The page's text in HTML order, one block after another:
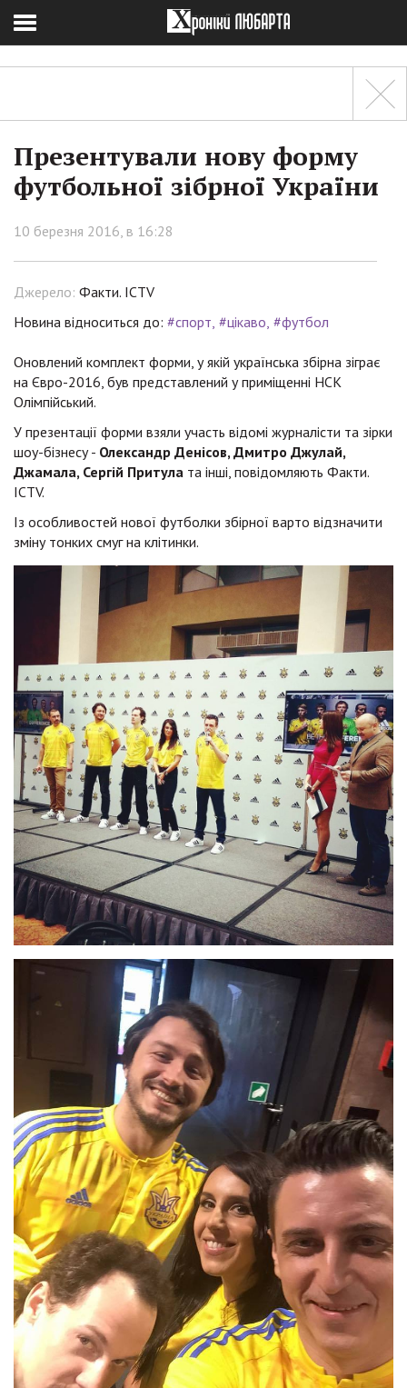
Презентували нову форму
футбольної зібрної України
10 березня 2016, в 16:28
Джерело: Факти. ICTV
Новина відноситься до: #спорт #цікаво #футбол
Оновлений комплект форми, у якій українська збірна зіграє
на Євро-2016, був представлений у приміщенні НСК
Олімпійський.
У презентації форми взяли участь відомі журналісти та зірки
шоу-бізнесу - Олександр Денісов, Дмитро Джулай,
Джамала, Сергій Притула та інші, повідомляють Факти.
ICTV.
Із особливостей нової футболки збірної варто відзначити
зміну тонких смуг на клітинки.